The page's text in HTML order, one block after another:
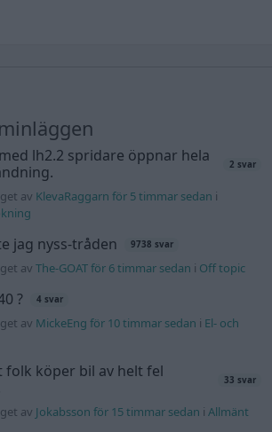
lh2.2 spridare öppnar hela
2 svar
av KlevaRaggarn för 5 timmar sedan i
jag nyss-tråden 9738 svar
avThe-GOAT för 6 timmar sedan i Off topic
? 4 svar
av MickeEng för 10 timmar sedan i El- och
folk köper bil av helt fel
33 svar
av Jokabsson för 15 timmar sedan iAllmänt